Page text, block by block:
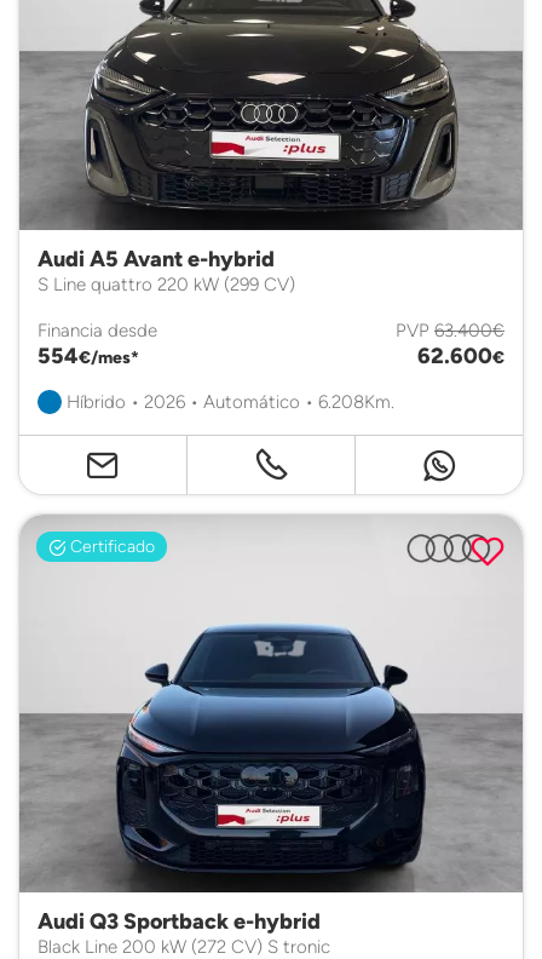
Audi A5 Avant e-hybrid
S Line quattro 220 kW (299 CV)
Financia desde
554€/mes*
PVP 63.400€
62.600€
Híbrido • 2026 • Automático • 6.208Km.
Certificado
Audi Q3 Sportback e-hybrid
Black Line 200 kW (272 CV) S tronic